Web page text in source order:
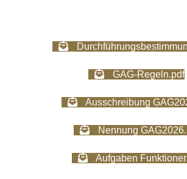
GAG-Regeln.pdf
Ausschreibung
Nennung
Aufgaben